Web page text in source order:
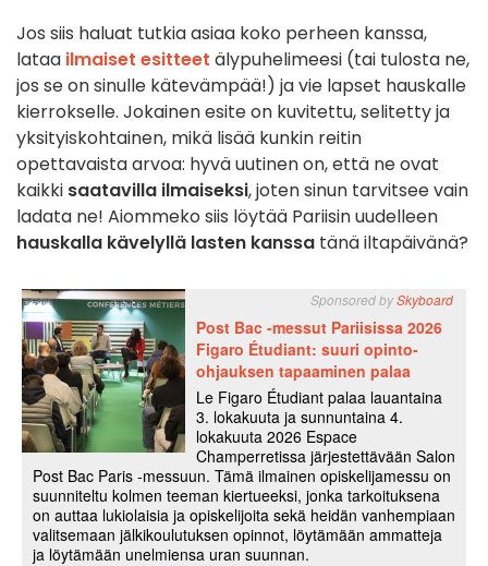
Jos siis haluat tutkia asiaa koko perheen kanssa,
lataa ilmaiset esitteet älypuhelimeesi (tai tulosta ne,
jos se on sinulle kätevämpää!) ja vie lapset hauskalle
kierrokselle. Jokainen esite on kuvitettu, selitetty ja
yksityiskohtainen, mikä lisää kunkin reitin
opettavaista arvoa: hyvä uutinen on, että ne ovat
kaikki saatavilla ilmaiseksi, joten sinun tarvitsee vain
ladata ne! Aiommeko siis löytää Pariisin uudelleen
hauskalla kävelyllä lasten kanssa tänä iltapäivänä?